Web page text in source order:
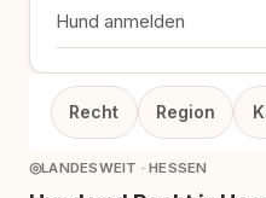
Hund anmelden
Recht Region
◎LANDESWEIT · HESSEN